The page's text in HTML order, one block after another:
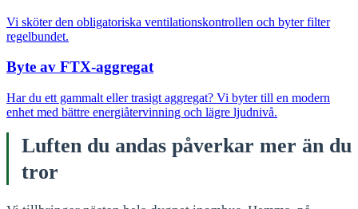
Vi sköter den obligatoriska ventilationskontrollen och byter filter
regelbundet.
Byte av FTX-aggregat
Har du ett gammalt eller trasigt aggregat? Vi byter till en modern
enhet med bättre energiåtervinning och lägre ljudnivå.
Luften du andas påverkar mer än du
tror